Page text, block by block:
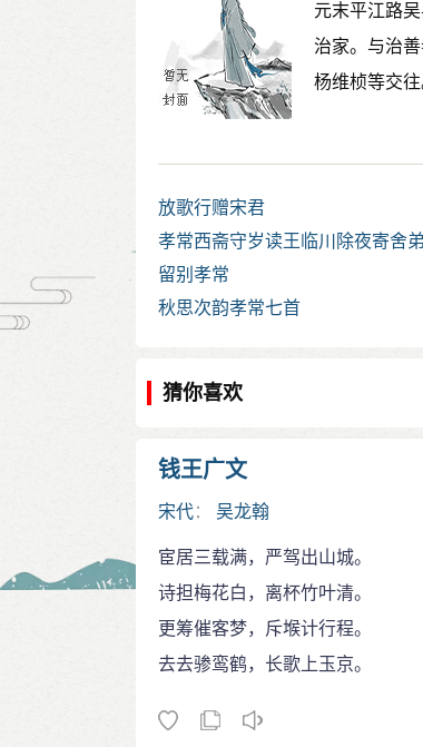
元末平江路
治家。与治
杨维桢等交
放歌行赠宋君
孝常西斋守岁读王临川除夜寄舍
因用其韵各赋一首
留别孝常
秋思次韵孝常七首
猜你喜欢
钱王广文
宋代： 吴龙翰
宦居三载满，严驾出山城。
诗担梅花白，离杯竹叶清。
更筹催客梦，斥堠计行程。
去去骖鸾鹤，长歌上玉京。